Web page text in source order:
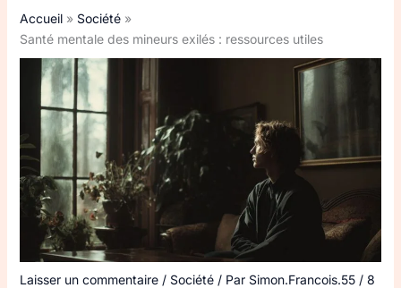
Accueil
Société
Santé mentale des mineurs exilés : ressources utiles
Laisser un commentaire / Société/ Par Simon.Francois.55 / 8